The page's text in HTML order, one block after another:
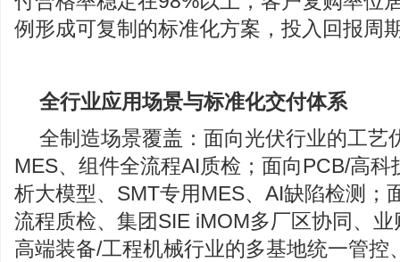
例形成可复制的标准化方案，投入回报周
全行业应用场景与标准化交付体系
全制造场景覆盖：面向光伏行业的工艺
MES、组件全流程AI质检；面向PCB/高
析大模型、SMT专用MES、AI缺陷检测；
流程质检、集团SIE iMOM多厂区协同、
高端装备/工程机械行业的多基地统一管控